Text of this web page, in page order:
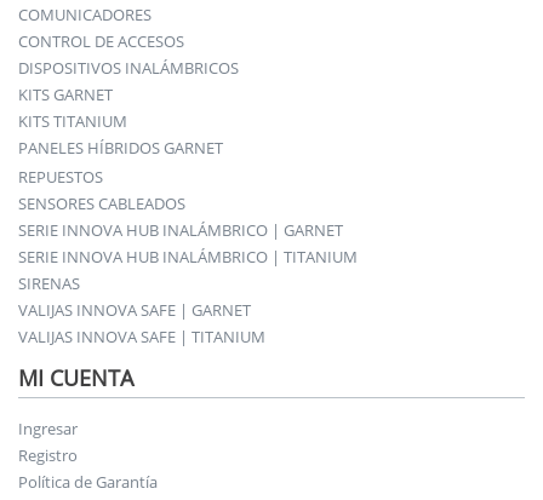
COMUNICADORES
CONTROL DE ACCESOS
DISPOSITIVOS INALÁMBRICOS
KITS GARNET
KITS TITANIUM
PANELES HÍBRIDOS GARNET
REPUESTOS
SENSORES CABLEADOS
SERIE INNOVA HUB INALÁMBRICO | GARNET
SERIE INNOVA HUB INALÁMBRICO | TITANIUM
SIRENAS
VALIJAS INNOVA SAFE | GARNET
VALIJAS INNOVA SAFE | TITANIUM
MI CUENTA
Ingresar
Registro
Política de Garantía